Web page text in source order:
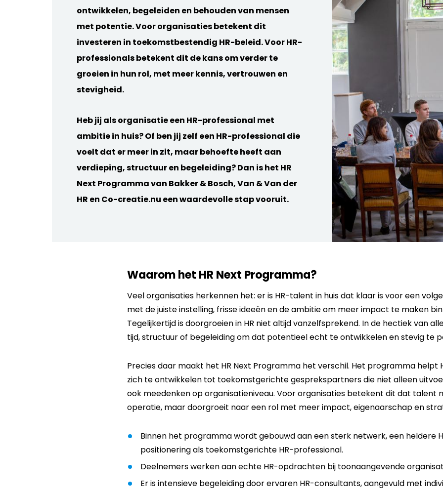
ontwikkelen, begeleiden en behouden van mensen
met potentie. Voor organisaties betekent dit
investeren in toekomstbestendig HR-beleid. Voor HR-
professionals betekent dit de kans om verder te
groeien in hun rol, met meer kennis, vertrouwen en
stevigheid.
Heb jij als organisatie een HR-professional met
ambitie in huis? Of ben jij zelf een HR-professional die
voelt dat er meer in zit, maar behoefte heeft aan
verdieping, structuur en begeleiding? Dan is het HR
Next Programma van Bakker & Bosch, Van & Van der
HR en Co-creatie.nu een waardevolle stap vooruit.
Waarom het HR Next Programma?
Veel organisaties herkennen het: er is HR-talent in huis dat klaar is voor een
met de juiste instelling, frisse ideeën en de ambitie om meer impact te maken
Tegelijkertijd is doorgroeien in HR niet altijd vanzelfsprekend. In de hectiek van
tijd, structuur of begeleiding om dat potentieel echt te ontwikkelen en stevig te
Precies daar maakt het HR Next Programma het verschil. Het programma helpt
zich te ontwikkelen tot toekomstgerichte gesprekspartners die niet alleen
ook meedenken op organisatieniveau. Voor organisaties betekent dit dat talent
operatie, maar doorgroeit naar een rol met meer impact, eigenaarschap en
Binnen het programma wordt gebouwd aan een sterk netwerk, een heldere
positionering als toekomstgerichte HR-professional.
Deelnemers werken aan echte HR-opdrachten bij toonaangevende
Er is intensieve begeleiding door ervaren HR-consultants, aangevuld met